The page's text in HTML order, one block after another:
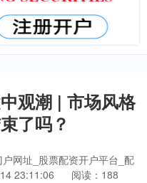
观潮 | 市场风格
了吗？
网址_股票配资开户平台_配
23:11:06 阅读：188